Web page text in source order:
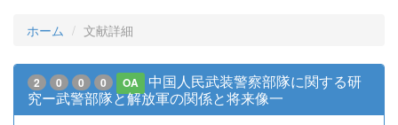
ホーム 文献詳細
2 0 0 0 OA
中国人民武装警察部隊に関する研
究ー武警部隊と解放軍の関係と将来像一